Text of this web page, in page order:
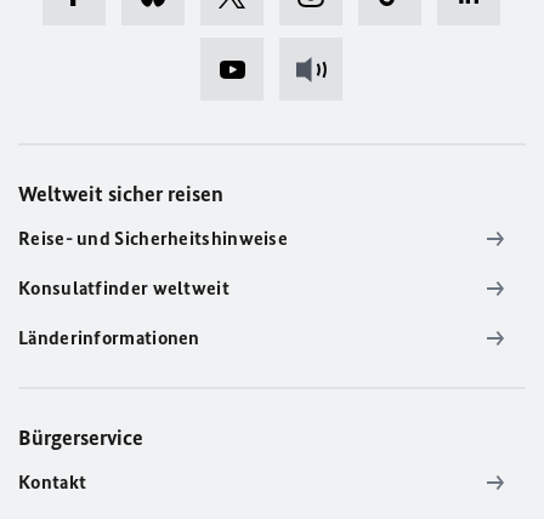
Weltweit sicher reisen
Reise- und Sicherheitshinweise
Konsulatfinder weltweit
Länderinformationen
Bürgerservice
Kontakt